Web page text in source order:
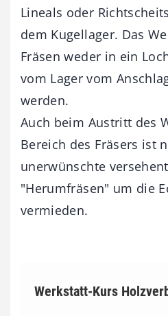
Lineals oder
dem Kugellager. Das
Fräsen weder in ein
vom Lager vom
werden.
Auch beim Austritt des
Bereich des Fräsers ist
unerwünschte
"Herumfräsen" um die
vermieden.
Werkstatt-Kurs